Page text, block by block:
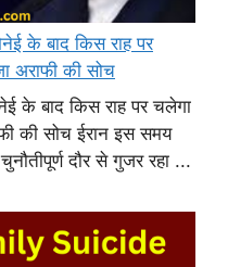
के बाद किस राह पर
अराफी की सोच
के बाद किस राह पर चलेगा
की सोच ईरान इस समय
दौर से गुजर रहा ...